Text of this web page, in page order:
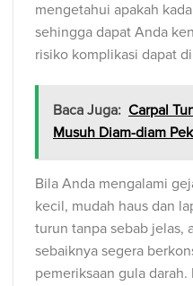
mengetahui apakah
sehingga dapat Anda
risiko komplikasi dapat
Baca Juga: Carpal
Musuh Diam-diam
Bila Anda mengalami
kecil, mudah haus dan
turun tanpa sebab jelas,
sebaiknya segera
pemeriksaan gula